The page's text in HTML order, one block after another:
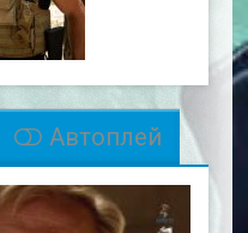
Автоплей